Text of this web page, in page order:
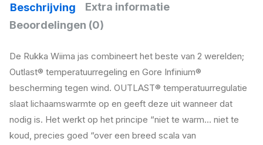
Beschrijving
Extra informatie
Beoordelingen (0)
De Rukka Wiima jas combineert het beste van 2 werelden;
Outlast® temperatuurregeling en Gore Infinium®
bescherming tegen wind. OUTLAST® temperatuurregulatie
slaat lichaamswarmte op en geeft deze uit wanneer dat
nodig is. Het werkt op het principe “niet te warm… niet te
koud, precies goed “over een breed scala van